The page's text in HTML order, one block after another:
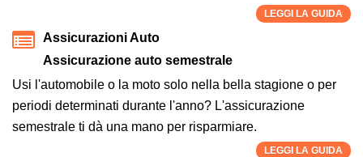
LEGGI LA GUIDA
Assicurazioni Auto
Assicurazione auto semestrale
Usi l'automobile o la moto solo nella bella stagione o per
periodi determinati durante l'anno? L'assicurazione
semestrale ti dà una mano per risparmiare.
LEGGI LA GUIDA